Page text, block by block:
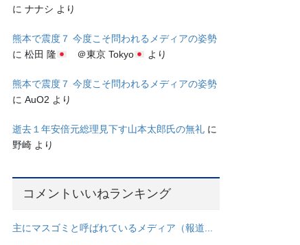
にナナシ より
熊本で震度７ 今度こそ問われるメディアの姿勢
に松田 隆 ＠東京 Tokyo より
熊本で震度７ 今度こそ問われるメディアの姿勢
にAuO2 より
逝去１年安倍元総理見下す山本太郎氏の無礼 に
野崎 より
コメントいいねランキング
主にマスゴミと呼ばれているメディア（報道...